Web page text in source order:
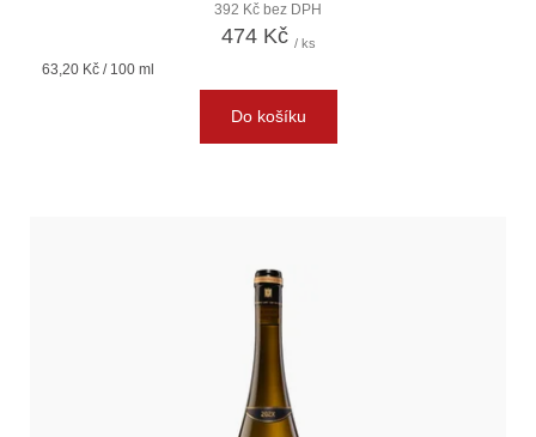
392 Kč bez DPH
474 Kč / ks
Měrná
63,20 Kč / 100 ml
Do košíku